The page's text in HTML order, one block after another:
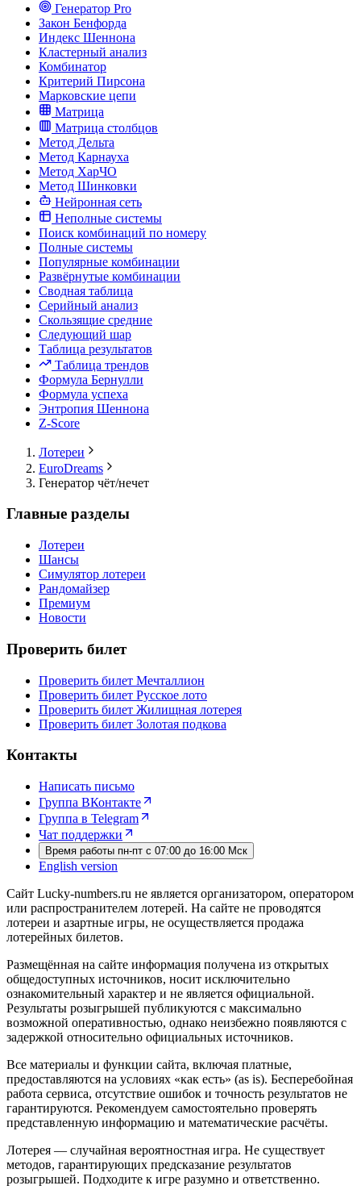
Генератор Pro
Закон Бенфорда
Индекс Шеннона
Кластерный анализ
Комбинатор
Критерий Пирсона
Марковские цепи
Матрица
Матрица столбцов
Метод Дельта
Метод Карнауха
Метод ХарЧО
Метод Шинковки
Нейронная сеть
Неполные системы
Поиск комбинаций по номеру
Полные системы
Популярные комбинации
Развёрнутые комбинации
Сводная таблица
Серийный анализ
Скользящие средние
Следующий шар
Таблица результатов
Таблица трендов
Формула Бернулли
Формула успеха
Энтропия Шеннона
Z-Score
Лотереи
EuroDreams
Генератор чёт/нечет
Главные разделы
Лотереи
Шансы
Симулятор лотереи
Рандомайзер
Премиум
Новости
Проверить билет
Проверить билет Мечталлион
Проверить билет Русское лото
Проверить билет Жилищная лотерея
Проверить билет Золотая подкова
Контакты
Написать письмо
Группа ВКонтакте
Группа в Telegram
Чат поддержки
Время работы пн-пт с 07:00 до 16:00 Мск
English version
Сайт Lucky-numbers.ru не является организатором, оператором
или распространителем лотерей. На сайте не проводятся
лотереи и азартные игры, не осуществляется продажа
лотерейных билетов.
Размещённая на сайте информация получена из открытых
общедоступных источников, носит исключительно
ознакомительный характер и не является официальной.
Результаты розыгрышей публикуются с максимально
возможной оперативностью, однако неизбежно появляются с
задержкой относительно официальных источников.
Все материалы и функции сайта, включая платные,
предоставляются на условиях «как есть» (as is). Бесперебойная
работа сервиса, отсутствие ошибок и точность результатов не
гарантируются. Рекомендуем самостоятельно проверять
представленную информацию и математические расчёты.
Лотерея — случайная вероятностная игра. Не существует
методов, гарантирующих предсказание результатов
розыгрышей. Подходите к игре разумно и ответственно.